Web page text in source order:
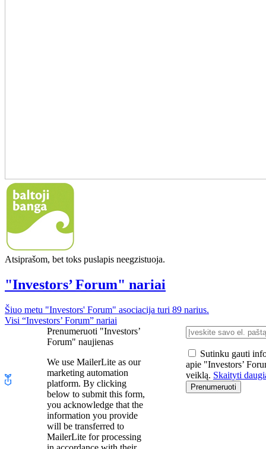
Atsiprašom, bet toks puslapis neegzistuoja.
"Investors’ Forum" nariai
Šiuo metu "Investors' Forum" asociacija turi 89 narius.
Visi “Investors’ Forum” nariai
Prenumeruoti "Investors’
Forum" naujienas
We use MailerLite as our
marketing automation
platform. By clicking
below to submit this form,
you acknowledge that the
information you provide
will be transferred to
MailerLite for processing
Sutinku gauti
apie "Investors’
veiklą. Skaityti
Prenumeruoti